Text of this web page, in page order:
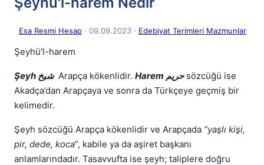
Esa Resmi Hesap · 09.09.2023 · Edebiyat Terimleri Mazmunlar
Şeyhü'l-harem
Şeyh شيخ Arapça kökenlidir. Harem حريمsözcüğü ise
Akadça’dan Arapçaya ve sonra da Türkçeye geçmiş bir
kelimedir.
Şeyh sözcüğü Arapça kökenlidir ve Arapçada “yaşlı kişi,
pir, dede, koca”, kabile ya da aşiret başkanı
anlamlarındadır. Tasavvufta ise şeyh; taliplere doğru